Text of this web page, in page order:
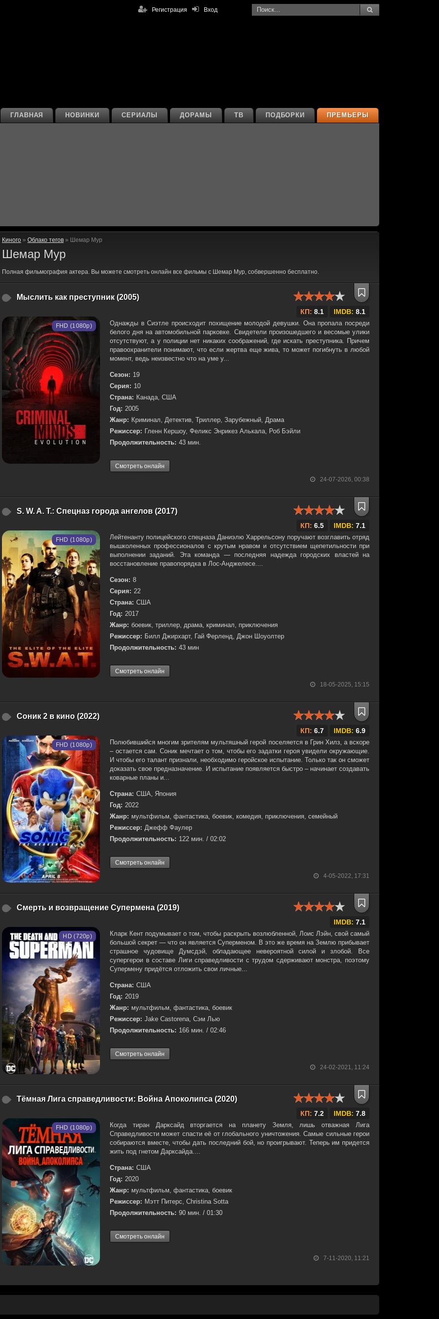
Вход
Регистрация
ПРЕМЬЕРЫ
ПОДБОРКИ
ТВ
ДОРАМЫ
СЕРИАЛЫ
НОВИНКИ
ГЛАВНАЯ
Киного » Облако тегов » Шемар Мур
Шемар Мур
Полная фильмография актера. Вы можете смотреть онлайн все фильмы с Шемар Мур, собвершенно бесплатно.
Мыслить как преступник (2005)
КП: 8.1 IMDB: 8.1
24-07-2026, 00:38
FHD (1080p)
Однажды в Сиэтле происходит похищение молодой девушки. Она пропала посреди
белого дня на автомобильной парковке. Свидетели произошедшего и весомые улики
отсутствуют, а у полиции нет никаких соображений, где искать преступника. Причем
правоохранители понимают, что если жертва еще жива, то может погибнуть в любой
момент, ведь неизвестно что на уме у...
Сезон: 19
Серия: 10
Страна: Канада, США
Год: 2005
Жанр: Криминал, Детектив, Триллер, Зарубежный, Драма
Режиссер: Гленн Кершоу, Феликс Энрикез Алькала, Роб Бэйли
Продолжительность: 43 мин.
Смотреть онлайн
S. W. A. T.: Спецназ города ангелов (2017)
КП: 6.5 IMDB: 7.1
18-05-2025, 15:15
FHD (1080p)
Лейтенанту полицейского спецназа Даниэлю Харрельсону поручают возглавить отряд
вышколенных профессионалов с крутым нравом и отсутствием щепетильности при
выполнении заданий. Эта команда — последняя надежда городских властей на
восстановление правопорядка в Лос-Анджелесе....
Сезон: 8
Серия: 22
Страна: США
Год: 2017
Жанр: боевик, триллер, драма, криминал, приключения
Режиссер: Билл Джирхарт, Гай Ферленд, Джон Шоуолтер
Продолжительность: 43 мин
Смотреть онлайн
Соник 2 в кино (2022)
КП: 6.7 IMDB: 6.9
4-05-2022, 17:31
FHD (1080p)
Полюбившийся многим зрителям мультяшный герой поселяется в Грин Хилз, а вскоре
– остается сам. Соник мечтает о том, чтобы его задатки героя увидели окружающие.
И чтобы его талант признали, необходимо геройское испытание. Только так он сможет
доказать свое предназначение. И испытание появляется быстро – начинает создавать
коварные планы и...
Страна: США, Япония
Год: 2022
Жанр: мультфильм, фантастика, боевик, комедия, приключения, семейный
Режиссер: Джефф Фаулер
Продолжительность: 122 мин. / 02:02
Смотреть онлайн
Смерть и возвращение Супермена (2019)
IMDB: 7.1
24-02-2021, 11:24
HD (720p)
Кларк Кент подумывает о том, чтобы раскрыть возлюбленной, Лоис Лэйн, свой самый
большой секрет — что он является Суперменом. В это же время на Землю прибывает
страшное чудовище Думсдэй, обладающее невероятной силой и злобой. Все
супергерои в составе Лиги справедливости с трудом сдерживают монстра, поэтому
Супермену придётся отложить свои личные...
Страна: США
Год: 2019
Жанр: мультфильм, фантастика, боевик
Режиссер: Jake Castorena, Сэм Лью
Продолжительность: 166 мин. / 02:46
Смотреть онлайн
Тёмная Лига справедливости: Война Апоколипса (2020)
КП: 7.2 IMDB: 7.8
7-11-2020, 11:21
FHD (1080p)
Когда тиран Дарксайд вторгается на планету Земля, лишь отважная Лига
Справедливости может спасти её от глобального уничтожения. Самые сильные герои
собираются вместе, чтобы дать последний бой, но проигрывают. Теперь им придется
жить под гнетом Дарксайда....
Страна: США
Год: 2020
Жанр: мультфильм, фантастика, боевик
Режиссер: Мэтт Питерс, Christina Sotta
Продолжительность: 90 мин. / 01:30
Смотреть онлайн